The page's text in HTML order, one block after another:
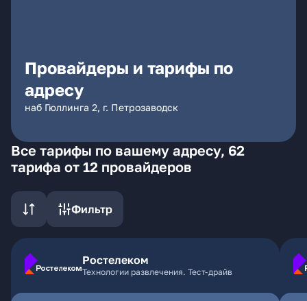
Провайдеры и тарифы по
адресу
наб Гюллинга 2, г. Петрозаводск
Все тарифы по вашему адресу, 62
тарифа от 12 провайдеров
Фильтр
Ростелеком
Технологии развлечения. Тест-драйв